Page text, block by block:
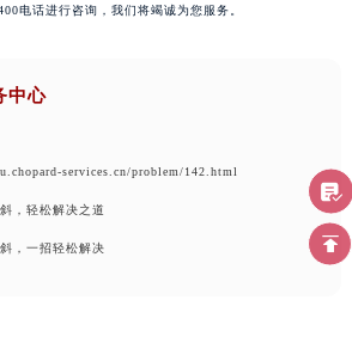
电话进行咨询，我们将竭诚为您服务。
中心
services.cn/problem/142.html
，轻松解决之道
，一招轻松解决